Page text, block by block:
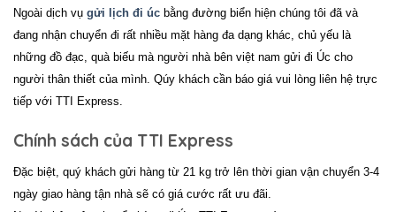
Ngoài dịch vụ gửi lịch đi úc bằng đường biển hiện chúng tôi đã và
đang nhận chuyển đi rất nhiều mặt hàng đa dạng khác, chủ yếu là
những đồ đạc, quà biếu mà người nhà bên việt nam gửi đi Úc cho
người thân thiết của mình. Qúy khách cần báo giá vui lòng liên hệ trực
tiếp với TTI Express.
Chính sách của TTI Express
Đặc biệt, quý khách gửi hàng từ 21 kg trở lên thời gian vận chuyển 3-4
ngày giao hàng tận nhà sẽ có giá cước rất ưu đãi.